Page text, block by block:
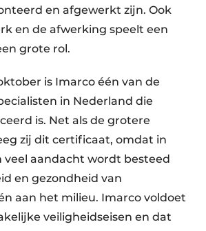
en afgewerkt zijn. Ook
en de afwerking speelt een
grote rol.
is Imarco één van de
in Nederland die
is. Net als de grotere
zij dit certificaat, omdat in
veel aandacht wordt besteed
en gezondheid van
aan het milieu. Imarco voldoet
veiligheidseisen en dat